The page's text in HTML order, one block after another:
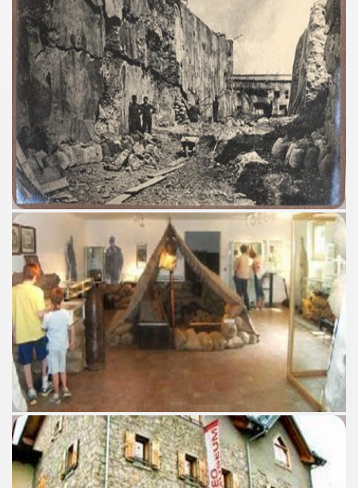
del mese di Giugno 2014.
del mese di Luglio 2014.
significative opere museali.
del mese di Agosto 2014.
del mese di Settembre 2014
del mese di Dicembre 2014.
del mese di Gennaio 2015
Colosseo, Sotterranei e Terzo Ordine
Progetto Domus Aurea. Visita al cantiere di restauro
Progetto Domus Aurea. Bimillenario di Augusto
1919
torinesi 1920-1970.